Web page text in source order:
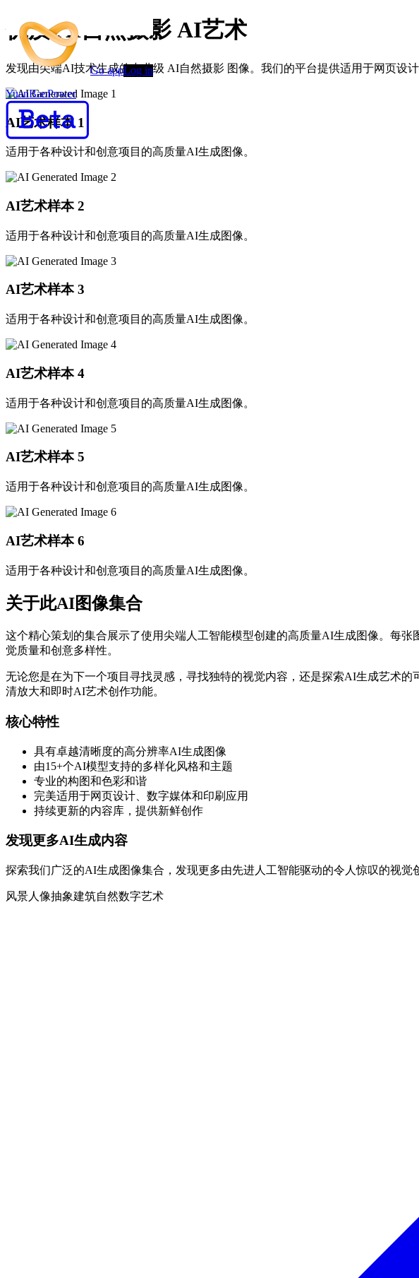
YuanBaoPower
Go appLog in
优质 AI自然摄影 AI艺术
发现由尖端AI技术生成的专业级 AI自然摄影 图像。我们的平台提供适用于网页设
AI艺术样本 1
适用于各种设计和创意项目的高质量AI生成图像。
AI艺术样本 2
适用于各种设计和创意项目的高质量AI生成图像。
AI艺术样本 3
适用于各种设计和创意项目的高质量AI生成图像。
AI艺术样本 4
适用于各种设计和创意项目的高质量AI生成图像。
AI艺术样本 5
适用于各种设计和创意项目的高质量AI生成图像。
AI艺术样本 6
适用于各种设计和创意项目的高质量AI生成图像。
关于此AI图像集合
这个精心策划的集合展示了使用尖端人工智能模型创建的高质量AI生成图像。每张
觉质量和创意多样性。
无论您是在为下一个项目寻找灵感，寻找独特的视觉内容，还是探索AI生成艺术
清放大和即时AI艺术创作功能。
核心特性
具有卓越清晰度的高分辨率AI生成图像
由15+个AI模型支持的多样化风格和主题
专业的构图和色彩和谐
完美适用于网页设计、数字媒体和印刷应用
持续更新的内容库，提供新鲜创作
发现更多AI生成内容
探索我们广泛的AI生成图像集合，发现更多由先进人工智能驱动的令人惊叹的视觉
风景人像抽象建筑自然数字艺术